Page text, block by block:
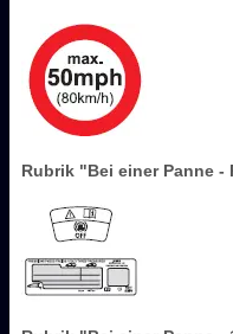
Rubrik "Bei einer Panne -